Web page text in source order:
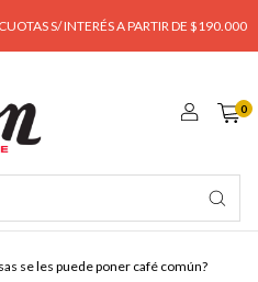
S/ INTERÉS A PARTIR DE $190.000
0
se les puede poner café común?